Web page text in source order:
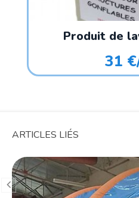
Produit de
31
ARTICLES LIÉS